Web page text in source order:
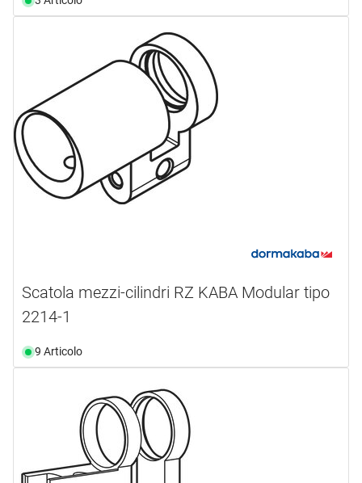
Scatola mezzi-cilindri RZ KABA Modular tipo
2214-1
9 Articolo